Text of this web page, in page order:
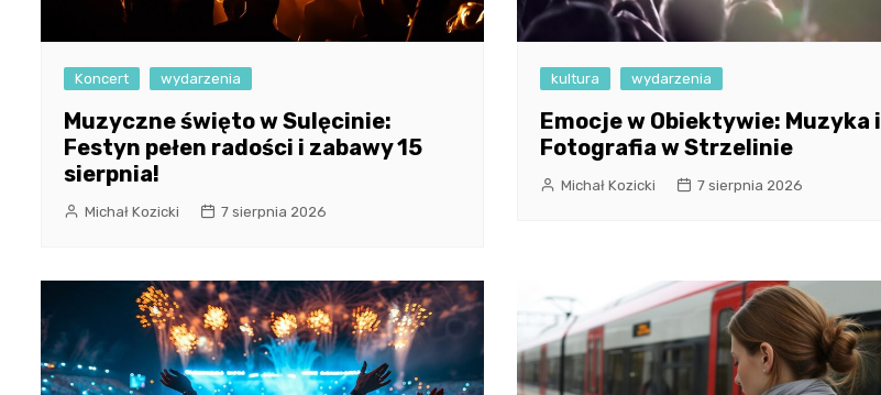
Koncert wydarzenia
Muzyczne święto w Sulęcinie:
Festyn pełen radości i zabawy 15
sierpnia!
Michał Kozicki 7 sierpnia 2026
kultura wydarzenia
Emocje w Obiektywie: Muzyka i
Fotografia w Strzelinie
Michał Kozicki 7 sierpnia 2026